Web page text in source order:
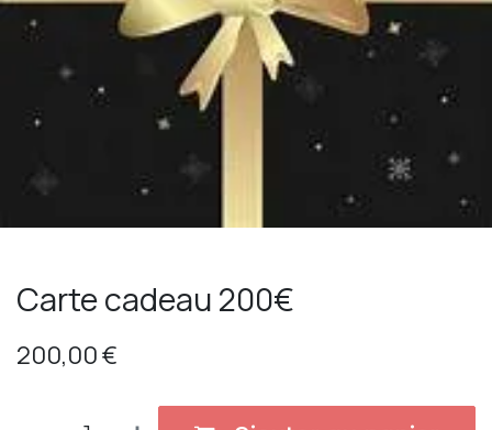
Carte cadeau 200€
200,00€